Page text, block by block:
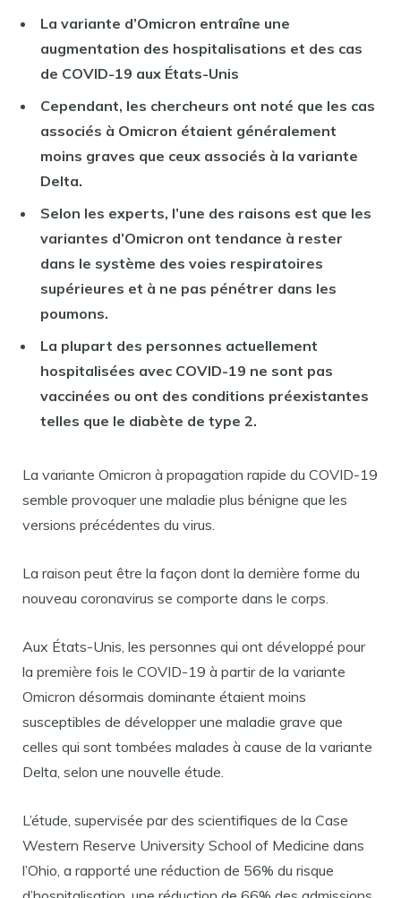
La variante d’Omicron entraîne une
augmentation des hospitalisations et des cas
de COVID-19 aux États-Unis
Cependant, les chercheurs ont noté que les cas
associés à Omicron étaient généralement
moins graves que ceux associés à la variante
Delta.
Selon les experts, l’une des raisons est que les
variantes d’Omicron ont tendance à rester
dans le système des voies respiratoires
supérieures et à ne pas pénétrer dans les
poumons.
La plupart des personnes actuellement
hospitalisées avec COVID-19 ne sont pas
vaccinées ou ont des conditions préexistantes
telles que le diabète de type 2.
La variante Omicron à propagation rapide du COVID-19
semble provoquer une maladie plus bénigne que les
versions précédentes du virus.
La raison peut être la façon dont la dernière forme du
nouveau coronavirus se comporte dans le corps.
Aux États-Unis, les personnes qui ont développé pour
la première fois le COVID-19 à partir de la variante
Omicron désormais dominante étaient moins
susceptibles de développer une maladie grave que
celles qui sont tombées malades à cause de la variante
Delta, selon une nouvelle étude.
L’étude, supervisée par des scientifiques de la Case
Western Reserve University School of Medicine dans
l’Ohio, a rapporté une réduction de 56% du risque